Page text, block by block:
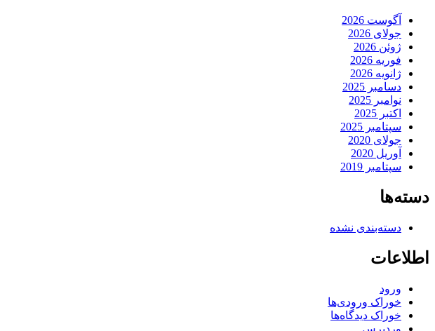
آگوست 2026
جولای 2026
ژوئن 2026
فوریه 2026
ژانویه 2026
دسامبر 2025
نوامبر 2025
اکتبر 2025
سپتامبر 2025
جولای 2020
آوریل 2020
سپتامبر 2019
دسته‌ها
دسته‌بندی نشده
اطلاعات
ورود
خوراک ورودی‌ها
خوراک دیدگاه‌ها
وردپرس